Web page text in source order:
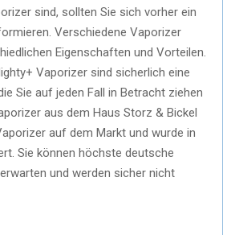
sind, sollten Sie sich vorher ein
Verschiedene Vaporizer
Eigenschaften und Vorteilen.
Vaporizer sind sicherlich eine
Sie auf jeden Fall in Betracht ziehen
aus dem Haus Storz & Bickel
auf dem Markt und wurde in
Sie können höchste deutsche
und werden sicher nicht